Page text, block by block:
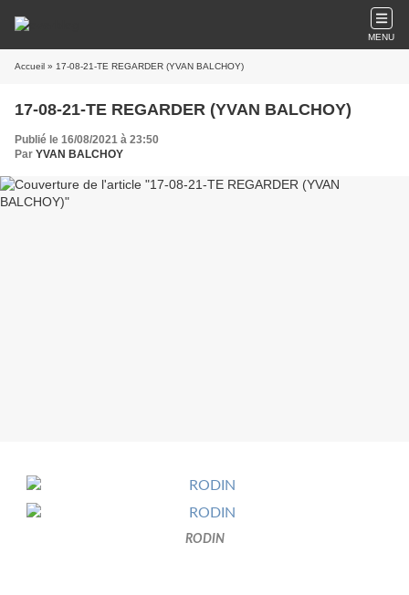
MENU
Accueil » 17-08-21-TE REGARDER (YVAN BALCHOY)
17-08-21-TE REGARDER (YVAN BALCHOY)
Publié le 16/08/2021 à 23:50
Par YVAN BALCHOY
RODIN